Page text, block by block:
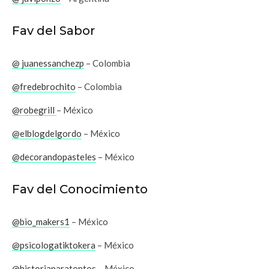
Fav del Sabor
@ juanessanchezp – Colombia
@fredebrochito – Colombia
@robegrill – México
@elblogdelgordo – México
@decorandopasteles – México
Fav del Conocimiento
@bio_makers1 – México
@psicologatiktokera – México